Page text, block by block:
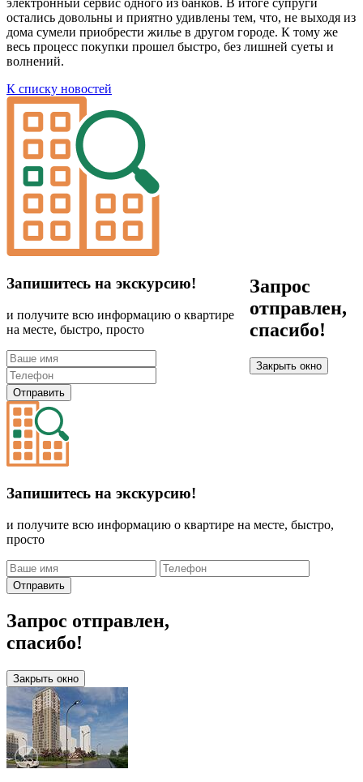
электронный сервис одного из банков. В итоге супруги
остались довольны и приятно удивлены тем, что, не выходя из
дома сумели приобрести жилье в другом городе. К тому же
весь процесс покупки прошел быстро, без лишней суеты и
волнений.
К списку новостей
Запишитесь на экскурсию!
и получите всю информацию о квартире
на месте, быстро, просто
Отправить
Запрос
отправлен,
спасибо!
Закрыть окно
Запишитесь на экскурсию!
и получите всю информацию о квартире на месте, быстро,
просто
Отправить
Запрос отправлен,
спасибо!
Закрыть окно